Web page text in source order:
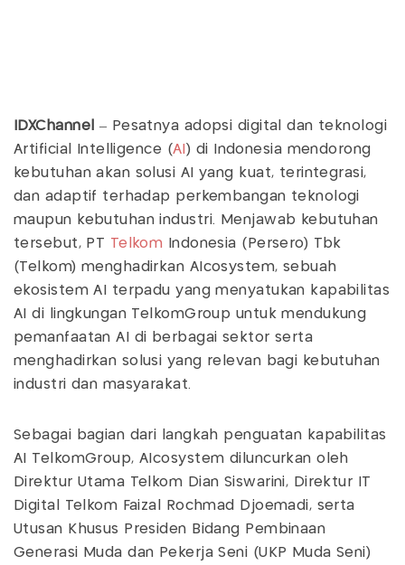
IDXChannel
– Pesatnya adopsi digital dan teknologi
Artificial Intelligence (AI ) di Indonesia mendorong
kebutuhan akan solusi AI yang kuat, terintegrasi,
dan adaptif terhadap perkembangan teknologi
maupun kebutuhan industri. Menjawab kebutuhan
tersebut, PT Telkom Indonesia (Persero) Tbk
(Telkom) menghadirkan AIcosystem, sebuah
ekosistem AI terpadu yang menyatukan kapabilitas
AI di lingkungan TelkomGroup untuk mendukung
pemanfaatan AI di berbagai sektor serta
menghadirkan solusi yang relevan bagi kebutuhan
industri dan masyarakat.
Sebagai bagian dari langkah penguatan kapabilitas
AI TelkomGroup, AIcosystem diluncurkan oleh
Direktur Utama Telkom Dian Siswarini, Direktur IT
Digital Telkom Faizal Rochmad Djoemadi, serta
Utusan Khusus Presiden Bidang Pembinaan
Generasi Muda dan Pekerja Seni (UKP Muda Seni)